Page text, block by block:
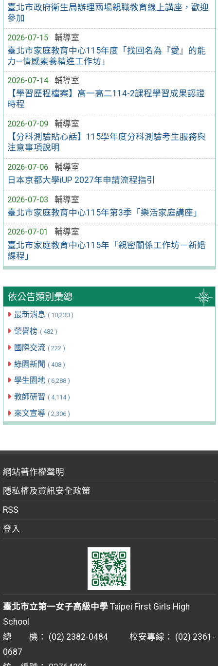
臺北市政府衛生局辦理兩場親職教育線上講座，歡迎
參加
2026-07-15
輔導室
臺北市家庭教育中心115年度「找回名為『愛』的能
力—情感素養精進工作坊」
2026-07-14
輔導室
【學習歷程檔案】高一高二114-2課程學習成果認證
時程
2026-07-09
輔導室
【分科測驗貼心話】115學年度分科測驗考生服務與
注意事項說明
2026-07-06
輔導室
日本京都大學iUP 2027年申請流程指引
2026-07-03
輔導室
臺北市家庭教育中心115年第3季「樂活家庭講座」
2026-07-01
輔導室
臺北市家庭教育中心115年「親密關係工作坊－新婚
課程」
依公告類別彙總
最新消息 ( 10,230 )
榮譽榜 ( 482 )
國際交流 ( 222 )
綠園新聞 ( 408 )
學生園地 ( 6,288 )
教師研習 ( 4,114 )
來文宣導 ( 2,306 )
網站著作權聲明
隱私權及資訊安全政策
RSS
登入
臺北市立第一女子高級中學Taipei First Girls High
School
總 機： (02) 2382-0484 校安專線： (02) 2361-
0687